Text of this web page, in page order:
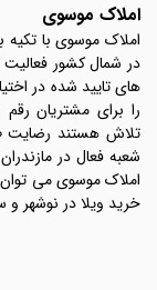
املاک موسوی
املاک موسوی با
در شمال کشور فعالیت
های تایید شده در
را برای مشتریان
شعبه فعال در
املاک موسوی می توان
خرید ویلا در نوشهر و